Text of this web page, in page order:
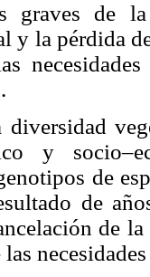
graves de
y la pérdida
y
de
de
de